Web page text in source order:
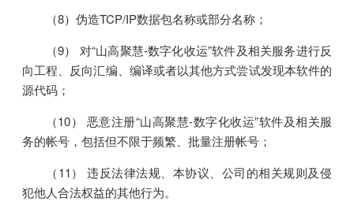
（8）伪造TCP/IP数据包名称或部分名称；
（9） 对“山高聚慧-数字化收运”软件及相关服务进行反
向工程、反向汇编、编译或者以其他方式尝试发现本软件的
源代码；
（10） 恶意注册“山高聚慧-数字化收运”软件及相关服
务的帐号，包括但不限于频繁、批量注册帐号；
（11） 违反法律法规、本协议、公司的相关规则及侵
犯他人合法权益的其他行为。